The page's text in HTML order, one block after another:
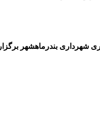
مورخ ۸/۹/۱۴۰۰ واقع در دفتر طراحی و